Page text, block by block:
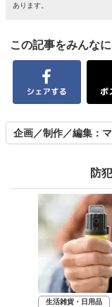
あります。
この記事をみんな
企画／制作／編集：
防
生活雑貨・日用品